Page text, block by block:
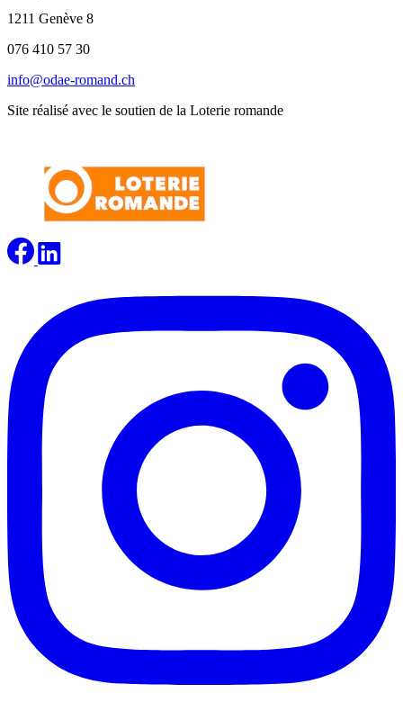
1211 Genève 8
076 410 57 30
info@odae-romand.ch
Site réalisé avec le soutien de la Loterie romande